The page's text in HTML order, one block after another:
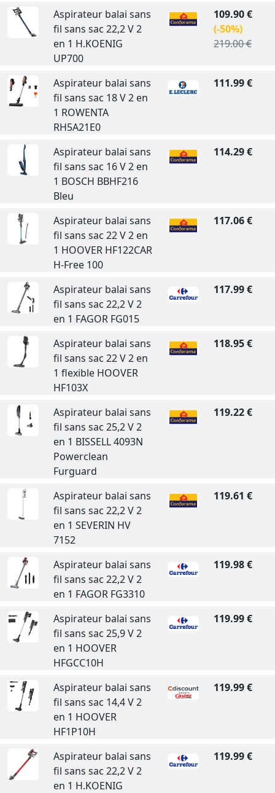
Aspirateur balai sans
fil sans sac 22,2 V 2
en 1 H.KOENIG
UP700
109.90 €
(-50%)
219.00 €
Aspirateur balai sans
fil sans sac 18 V 2 en
1 ROWENTA
RH5A21E0
111.99 €
Aspirateur balai sans
fil sans sac 16 V 2 en
1 BOSCH BBHF216
Bleu
114.29 €
Aspirateur balai sans
fil sans sac 22 V 2 en
1 HOOVER HF122CAR
H-Free 100
117.06 €
Aspirateur balai sans
fil sans sac 22,2 V 2
en 1 FAGOR FG015
117.99 €
Aspirateur balai sans
fil sans sac 22 V 2 en
1 flexible HOOVER
HF103X
118.95 €
Aspirateur balai sans
fil sans sac 25,2 V 2
en 1 BISSELL 4093N
Powerclean
Furguard
119.22 €
Aspirateur balai sans
fil sans sac 22,2 V 2
en 1 SEVERIN HV
7152
119.61 €
Aspirateur balai sans
fil sans sac 22,2 V 2
en 1 FAGOR FG3310
119.98 €
Aspirateur balai sans
fil sans sac 25,9 V 2
en 1 HOOVER
HFGCC10H
119.99 €
Aspirateur balai sans
fil sans sac 14,4 V 2
en 1 HOOVER
HF1P10H
119.99 €
Aspirateur balai sans
fil sans sac 22,2 V 2
en 1 H.KOENIG
119.99 €